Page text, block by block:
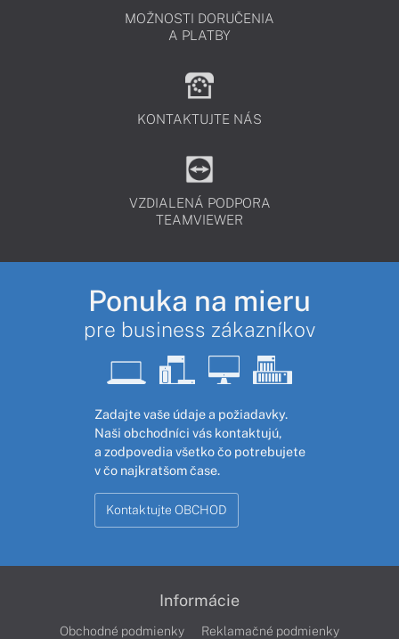
MOŽNOSTI DORUČENIA
A PLATBY
KONTAKTUJTE NÁS
VZDIALENÁ PODPORA
TEAMVIEWER
Ponuka na mieru
pre business zákazníkov
Zadajte vaše údaje a požiadavky.
Naši obchodníci vás kontaktujú,
a zodpovedia všetko čo potrebujete
v čo najkratšom čase.
Kontaktujte OBCHOD
Informácie
Obchodné podmienky
Reklamačné podmienky